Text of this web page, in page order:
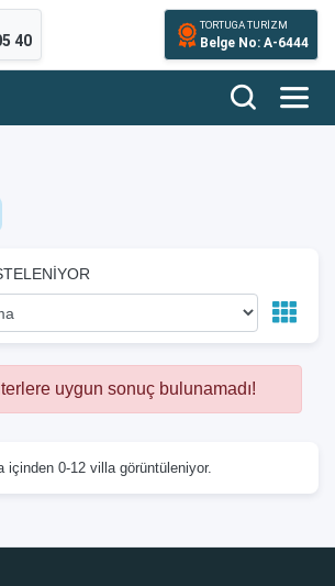
40
TORTUGA TURİZM
Belge No: A-6444
uygun sonuç bulunamadı!
içinden 0-12 villa görüntüleniyor.